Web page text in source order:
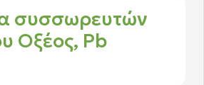
συσσωρευτών
Οξέος, Pb